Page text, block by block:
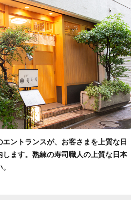
ントランスが、お客さまを上質な日
ます。熟練の寿司職人の上質な日本